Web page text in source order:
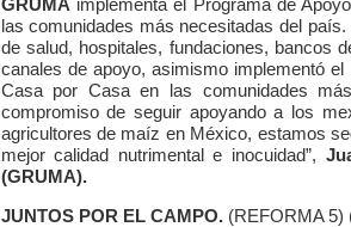
GRUMA implementa el Programa de
las comunidades más necesitadas del
de salud, hospitales, fundaciones, bancos
canales de apoyo, asimismo implementó
Casa por Casa en las comunidades
compromiso de seguir apoyando a los
agricultores de maíz en México, estamos
mejor calidad nutrimental e inocuidad”,
(GRUMA).
JUNTOS POR EL CAMPO. (REFORMA 5)